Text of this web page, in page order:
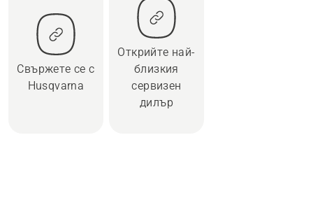
Свържете се с
Husqvarna
Открийте най-
близкия
сервизен
дилър